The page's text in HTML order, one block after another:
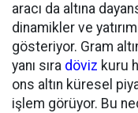
aracı da altına
dinamikler ve
gösteriyor. Gram
yanı sıra döviz kuru
ons altın küresel
işlem görüyor. Bu